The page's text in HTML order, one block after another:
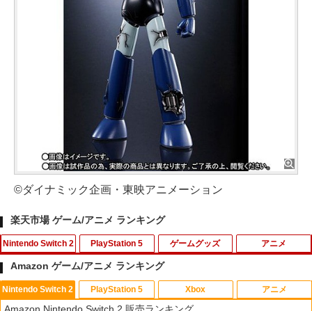
©ダイナミック企画・東映アニメーション
楽天市場 ゲーム/アニメ ランキング
Nintendo Switch 2
1
PlayVital 新型Switch2対応 親指グリッ
PlayStation 5
1
PS5 縦置きスタンド PlayStation5 / PS5
ゲームグッズ アニメ
1
【中古】 この世界の片隅に ブックレッ
Amazon ゲーム/アニメ ランキング
Nintendo Switch 2 PlayStation 5 Xbox アニメ